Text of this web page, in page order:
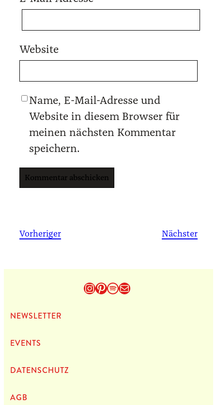
Website
Name, E-Mail-Adresse und
Website in diesem Browser für
meinen nächsten Kommentar
speichern.
Vorheriger Nächster
Instagram
Pinterest
Spotify
E-Mail
NEWS­LET­TER
EVENTS
DATEN­SCHUTZ
AGB